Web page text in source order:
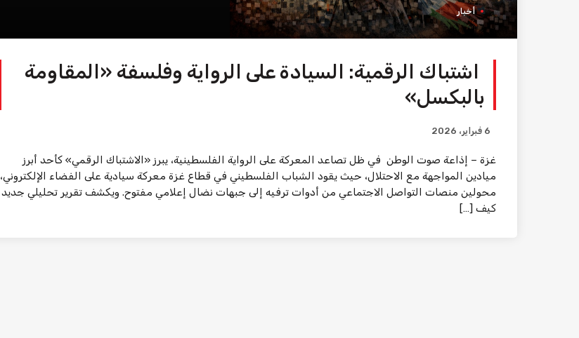
أخبار
اشتباك الرقمية: السيادة على الرواية وفلسفة «المقاومة
بالبكسل»
6 فبراير، 2026
غزة – إذاعة صوت الوطن في ظل تصاعد المعركة على الرواية الفلسطينية، يبرز «الاشتباك الرقمي» كأحد أبرز
ميادين المواجهة مع الاحتلال، حيث يقود الشباب الفلسطيني في قطاع غزة معركة سيادية على الفضاء الإلكتروني،
محولين منصات التواصل الاجتماعي من أدوات ترفيه إلى جبهات نضال إعلامي مفتوح. ويكشف تقرير تحليلي جديد
كيف […]